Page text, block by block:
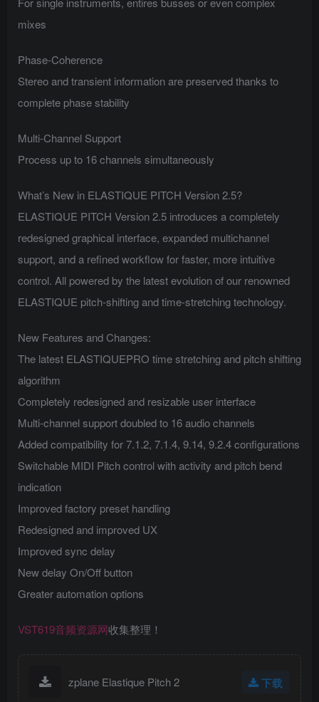
mixes
Phase-Coherence
Stereo and transient information are preserved thanks to
complete phase stability
Multi-Channel Support
Process up to 16 channels simultaneously
What’s New in ELASTIQUE PITCH Version 2.5?
ELASTIQUE PITCH Version 2.5 introduces a completely
redesigned graphical interface, expanded multichannel
support, and a refined workflow for faster, more intuitive
control. All powered by the latest evolution of our renowned
ELASTIQUE pitch-shifting and time-stretching technology.
New Features and Changes:
The latest ELASTIQUEPRO time stretching and pitch shifting
algorithm
Completely redesigned and resizable user interface
Multi-channel support doubled to 16 audio channels
Added compatibility for 7.1.2, 7.1.4, 9.14, 9.2.4 configurations
Switchable MIDI Pitch control with activity and pitch bend
indication
Improved factory preset handling
Redesigned and improved UX
Improved sync delay
New delay On/Off button
Greater automation options
VST619音频资源网收集整理！
zplane Elastique Pitch 2 下载